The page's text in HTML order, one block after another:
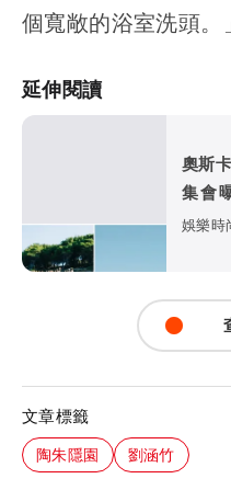
個寬敞的浴室洗頭。」
延伸閱讀
奧斯
集會
拜 邪
娛樂時
文章標籤
陶朱隱園 劉涵竹